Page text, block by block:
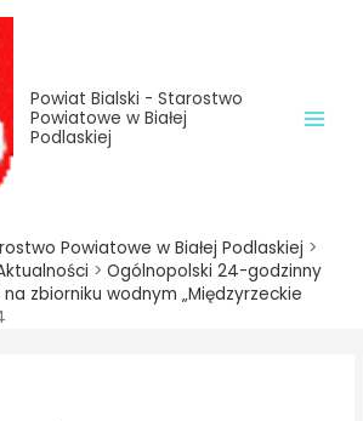
Powiat Bialski - Starostwo
Powiatowe w Białej
Podlaskiej
Powiatowe w Białej Podlaskiej >
> Ogólnopolski 24-godzinny
zbiorniku wodnym „Międzyrzeckie